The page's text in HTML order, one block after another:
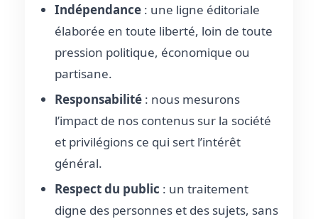
Indépendance : une ligne éditoriale
élaborée en toute liberté, loin de toute
pression politique, économique ou
partisane.
Responsabilité : nous mesurons
l’impact de nos contenus sur la société
et privilégions ce qui sert l’intérêt
général.
Respect du public : un traitement
digne des personnes et des sujets, sans